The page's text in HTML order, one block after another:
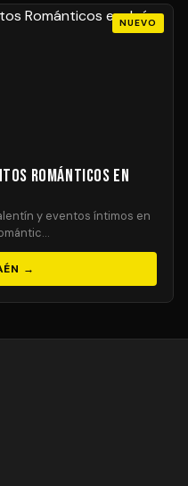
NUEVO
Románticos en
y eventos íntimos en
→